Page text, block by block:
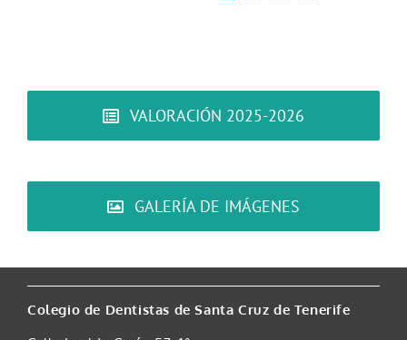
VALORACIÓN 2025-2026
GALERÍA DE IMÁGENES
Colegio de Dentistas de Santa Cruz de Tenerife